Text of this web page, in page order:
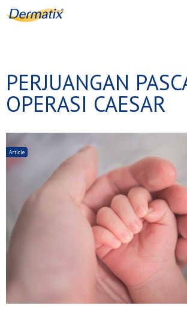
PERJUANGAN
OPERASI CAESAR
Article